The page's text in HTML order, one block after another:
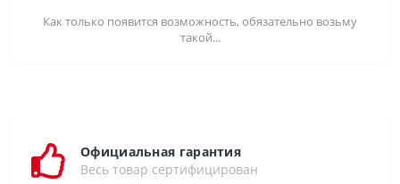
Как только появится возможность, обязательно возьму
такой...
Официальная гарантия
Весь товар сертифицирован